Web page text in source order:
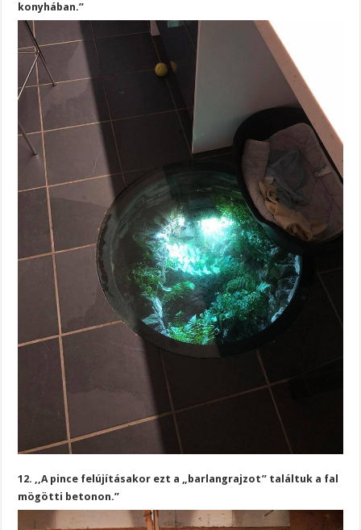
konyhában.”
12. ,,A pince felújításakor ezt a „barlangrajzot” találtuk a fal
mögötti betonon.”